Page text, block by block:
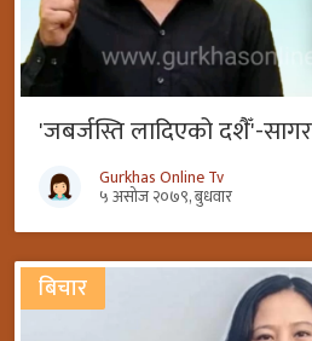
'जबर्जस्ति लादिएको दशैँ'-
Gurkhas Online Tv
५ असोज २०७९, बुधवार
बिचार